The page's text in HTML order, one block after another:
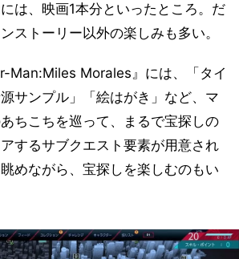
は、映画1本分といったところ。だ
ストーリー以外の楽しみも多い。
Man:Miles Morales』には、「タイ
サンプル」「絵はがき」など、マ
ちこちを巡って、まるで宝探しの
するサブクエスト要素が用意され
めながら、宝探しを楽しむのもい